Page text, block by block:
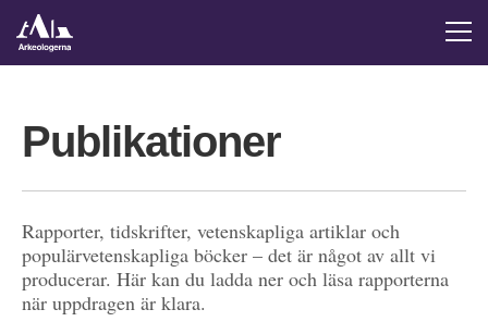
Publikationer
Rapporter, tidskrifter, vetenskapliga artiklar och
populärvetenskapliga böcker – det är något av allt vi
producerar. Här kan du ladda ner och läsa rapporterna
när uppdragen är klara.